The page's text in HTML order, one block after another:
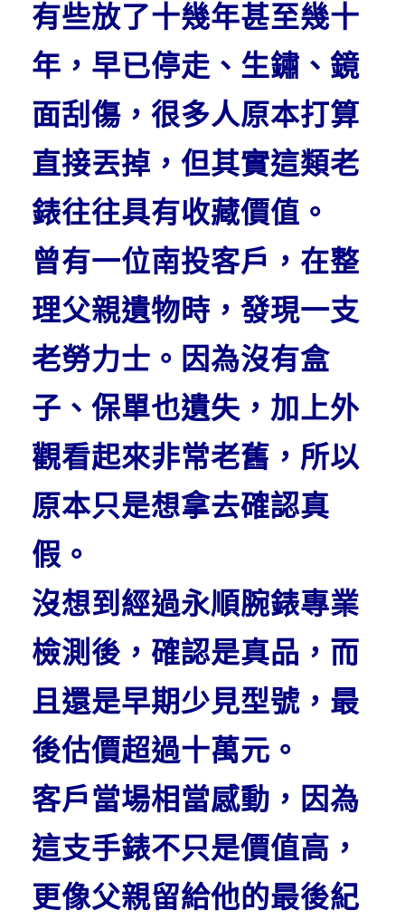
有些放了十幾年甚至幾十
年，早已停走、生鏽、鏡
面刮傷，很多人原本打算
直接丟掉，但其實這類老
錶往往具有收藏價值。
曾有一位南投客戶，在整
理父親遺物時，發現一支
老勞力士。因為沒有盒
子、保單也遺失，加上外
觀看起來非常老舊，所以
原本只是想拿去確認真
假。
沒想到經過永順腕錶專業
檢測後，確認是真品，而
且還是早期少見型號，最
後估價超過十萬元。
客戶當場相當感動，因為
這支手錶不只是價值高，
更像父親留給他的最後紀